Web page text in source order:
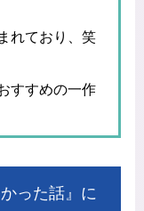
れており、笑
すすめの一作
った話』に